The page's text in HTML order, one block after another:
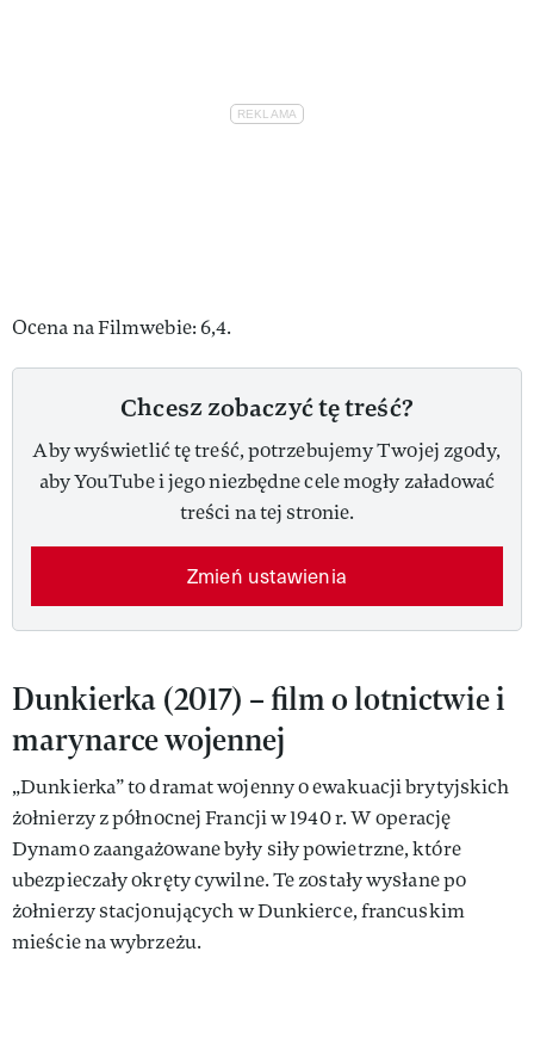
Ocena na Filmwebie: 6,4.
Chcesz zobaczyć tę treść?
Aby wyświetlić tę treść, potrzebujemy Twojej zgody,
aby YouTube i jego niezbędne cele mogły załadować
treści na tej stronie.
Zmień ustawienia
Dunkierka (2017) – film o lotnictwie i
marynarce wojennej
„Dunkierka” to dramat wojenny o ewakuacji brytyjskich
żołnierzy z północnej Francji w 1940 r. W operację
Dynamo zaangażowane były siły powietrzne, które
ubezpieczały okręty cywilne. Te zostały wysłane po
żołnierzy stacjonujących w Dunkierce, francuskim
mieście na wybrzeżu.